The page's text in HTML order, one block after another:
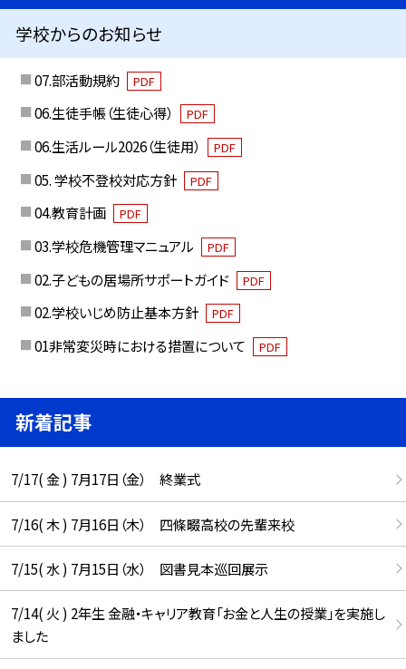
学校からのお知らせ
07.部活動規約 PDF
06.生徒手帳（生徒心得） PDF
06.生活ルール2026（生徒用） PDF
05. 学校不登校対応方針 PDF
04.教育計画 PDF
03.学校危機管理マニュアル PDF
02.子どもの居場所サポートガイド PDF
02.学校いじめ防止基本方針 PDF
01非常変災時における措置について PDF
新着記事
7/17( 金 ) 7月17日（金） 終業式
7/16( 木 ) 7月16日（木） 四條畷高校の先輩来校
7/15( 水 ) 7月15日（水） 図書見本巡回展示
7/14( 火 ) 2年生 金融・キャリア教育「お金と人生の授業」を実施し
ました